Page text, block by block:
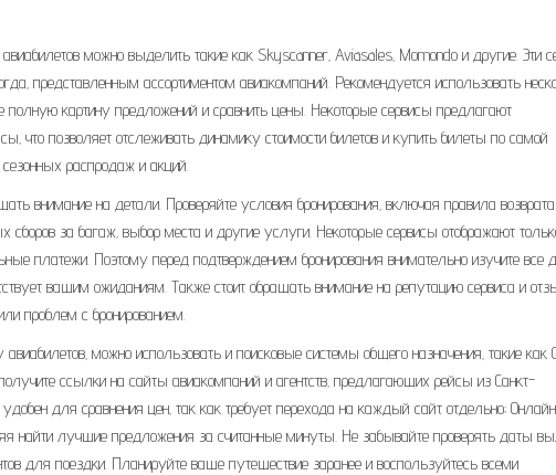
можно выделить такие как Skyscanner‚ Aviasales‚ Momondo и другие. Эти
представленным ассортиментом авиакомпаний. Рекомендуется использовать
полную картину предложений и сравнить цены. Некоторые сервисы предлагают
что позволяет отслеживать динамику стоимости билетов и купить билеты по самой
распродаж и акций.
внимание на детали. Проверяйте условия бронирования‚ включая правила
сборов за багаж‚ выбор места и другие услуги. Некоторые сервисы отображают
платежи. Поэтому перед подтверждением бронирования внимательно изучите все
вашим ожиданиям. Также стоит обращать внимание на репутацию сервиса и
проблем с бронированием.
можно использовать и поисковые системы общего назначения‚ такие как
ссылки на сайты авиакомпаний и агентств‚ предлагающих рейсы из Санкт-
для сравнения цен‚ так как требует перехода на каждый сайт отдельно;
найти лучшие предложения за считанные минуты. Не забывайте проверять даты
для поездки. Планируйте ваше путешествие заранее и воспользуйтесь всеми